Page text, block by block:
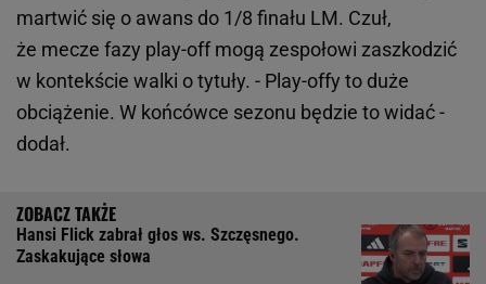
martwić się o awans do 1/8 finału LM. Czuł,
że mecze fazy play-off mogą zespołowi zaszkodzić
w kontekście walki o tytuły. - Play-offy to duże
obciążenie. W końcówce sezonu będzie to widać -
dodał.
Hansi Flick zabrał głos ws. Szczęsnego.
Zaskakujące słowa